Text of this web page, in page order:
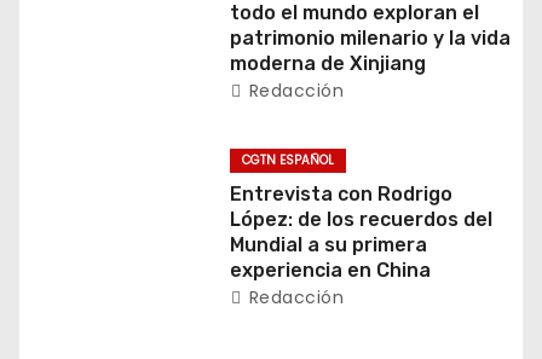
todo el mundo exploran el
patrimonio milenario y la vida
moderna de Xinjiang
Redacción
CGTN ESPAÑOL
Entrevista con Rodrigo
López: de los recuerdos del
Mundial a su primera
experiencia en China
Redacción